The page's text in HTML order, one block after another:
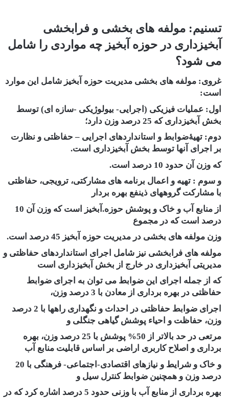
تسنیم: مولفه های بخشی و فرابخشی
آبخیزداری در حوزه آبخیز چه مواردی را شامل
می شود؟
غروی: مولفه های بخشی مدیریت حوزه آبخیز شامل این موارد
است:
اول: عملیات فیزیکی (اجرایی- بیولوژیکی -سازه ای) توسط
بخش آبخیزداری که 25 درصد وزن دارد؛
دوم: تهیۀضوابط و استانداردهای اجرایی – حفاظتی و نظارت
بر اجرای آنها توسط بخش آبخیزداری است.
که وزن آن حدود 10 درصد است.
و سوم : تهیه و اعمال برنامه های مشارکتی، ترویجی، حفاظتی
با مشارکت گروههای ذینفع بهره بردار
از منابع آب و خاک و پوشش حوزه.آبخیز است که وزن آن 10
درصد است که در مجموع
وزن مولفه های بخشی در مدیریت حوزه آبخیز 45 درصد است.
مولفه­ های فرابخشی نیز شامل اجرای استانداردهای حفاظتی و
مدیریتی آبخیزداری در خارج از بخش آبخیزداری است
که از جمله اجرای این ضوابط می توان به اجرای ضوابط
حفاظتی در بهره برداری از معادن با 3 درصد وزن،
اجرای ضوابط حفاظتی در احداث و نگهداری راهها با 2 درصد
وزن، حفاظت و احیاء پوشش گیاهی جنگلی و
مرتعی در حد بالاتر از 50% پوشش با 25 درصد وزن، بهره
برداری و اصلاح کاربری اراضی بر اساس قابلیت منابع آب
و خاک و شرایط و نیازهای اقتصادی-اجتماعی- فرهنگی با 20
درصد وزن و همچنین ضوابط کنترل سیل و
بهره برداری از منابع آب با وزنی حدود 5 درصد اشاره کرد که در